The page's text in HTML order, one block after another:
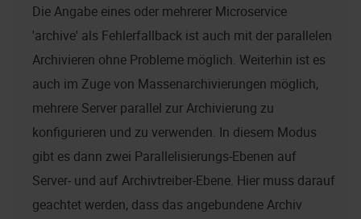
Die Angabe eines oder mehrerer Microservice
'archive' als Fehlerfallback ist auch mit der parallelen
Archivieren ohne Probleme möglich. Weiterhin ist es
auch im Zuge von Massenarchivierungen möglich,
mehrere Server parallel zur Archivierung zu
konfigurieren und zu verwenden. In diesem Modus
gibt es dann zwei Parallelisierungs-Ebenen auf
Server- und auf Archivtreiber-Ebene. Hier muss darauf
geachtet werden, dass das angebundene Archiv